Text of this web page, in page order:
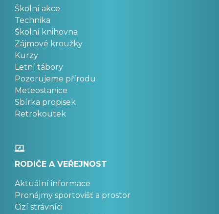
Školní akce
Technika
Školní knihovna
Zájmové kroužky
Kurzy
Letní tábory
Pozorujeme přírodu
Meteostanice
Sbírka propisek
Retrokoutek
RODIČE A VEŘEJNOST
Aktuální informace
Pronájmy sportovišť a prostor
Cizí strávníci